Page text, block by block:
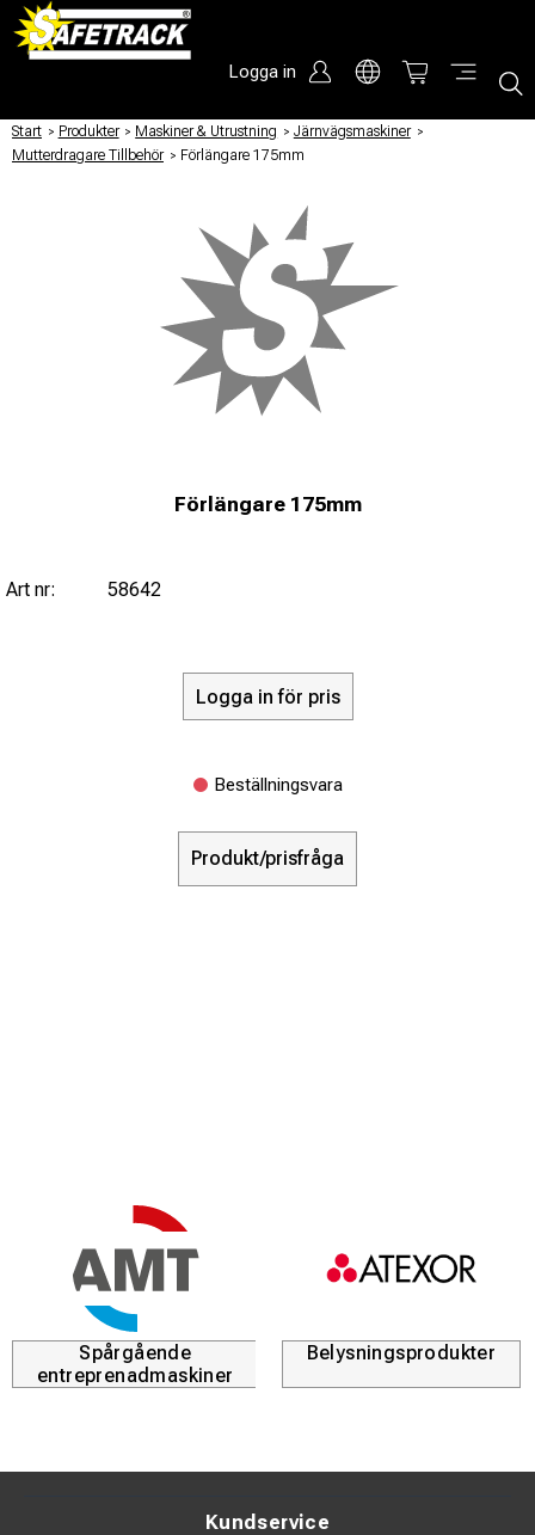
Logga in
Start / Produkter / Maskiner & Utrustning / Järnvägsmaskiner /
Mutterdragare Tillbehör / Förlängare 175mm
Förlängare 175mm
Art nr: 58642
Logga in för pris
Beställningsvara
Produkt/prisfråga
Spårgående
entreprenadmaskiner
Belysningsprodukter
Kundservice